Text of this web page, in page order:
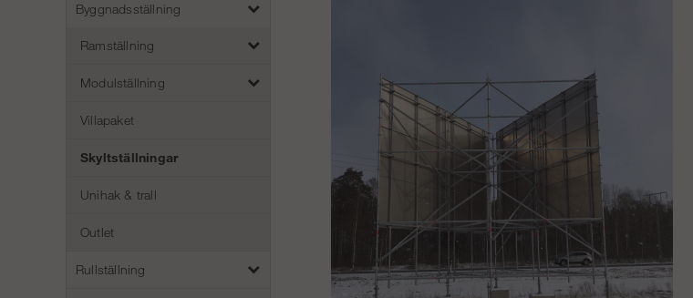
Byggnadsställning
Ramställning
Modulställning
Villapaket
Skyltställningar
Unihak & trall
Outlet
Rullställning